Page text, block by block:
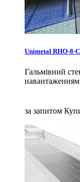
Unimetal RHO-8-
Гальмівний
за запитом